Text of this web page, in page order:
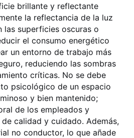
brillante y reflectante
la reflectancia de la luz
las superficies oscuras o
el consumo energético
un entorno de trabajo más
reduciendo las sombras
críticas. No se debe
psicológico de un espacio
y bien mantenido;
de los empleados y
calidad y cuidado. Además,
no conductor, lo que añade